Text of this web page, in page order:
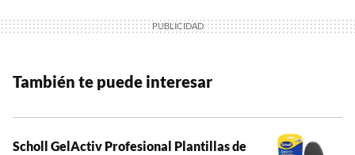
También te puede interesar
Scholl GelActiv Profesional Plantillas de